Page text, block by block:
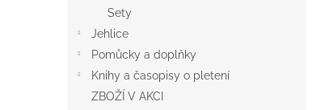
Sety
Jehlice
Pomůcky a doplňky
Knihy a časopisy o pletení
ZBOŽÍ V AKCI